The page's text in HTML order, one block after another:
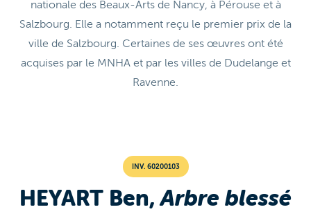
nationale des Beaux-Arts de Nancy, à Pérouse et à
Salzbourg. Elle a notamment reçu le premier prix de la
ville de Salzbourg. Certaines de ses œuvres ont été
acquises par le MNHA et par les villes de Dudelange et
Ravenne.
INV. 60200103
HEYART Ben,Arbre blessé